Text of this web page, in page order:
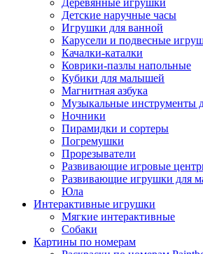
Деревянные игрушки
Детские наручные часы
Игрушки для ванной
Карусели и подвесные
Качалки-каталки
Коврики-пазлы напольные
Кубики для малышей
Магнитная азбука
Музыкальные инструменты
Ночники
Пирамидки и сортеры
Погремушки
Прорезыватели
Развивающие игровые
Развивающие игрушки для
Юла
Интерактивные игрушки
Мягкие интерактивные
Собаки
Картины по номерам